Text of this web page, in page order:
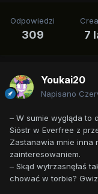
Odpowiedzi
309 7
Youkai20
Napisano
– W sumie wygląda to
Sióstr w Everfree z
Zastanawia mnie inna
zainteresowaniem.
– Skąd wytrzasnęłaś
chować w torbie?